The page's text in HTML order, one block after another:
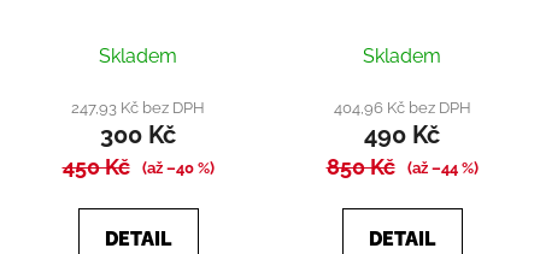
Skladem
247,93 Kč bez DPH
300 Kč
450 Kč (až –40 %)
DETAIL
Skladem
404,96 Kč bez DPH
490 Kč
850 Kč (až –44 %)
DETAIL